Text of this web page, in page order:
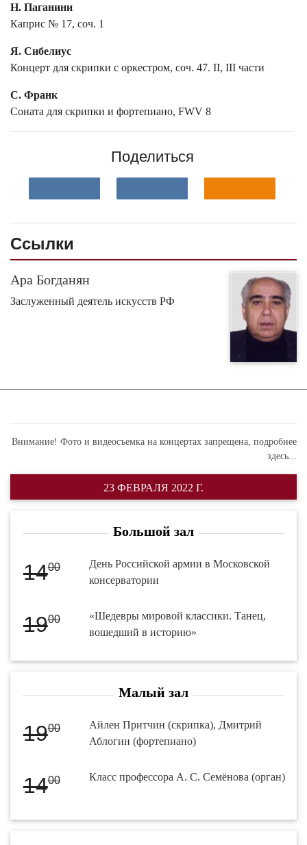
Н. Паганини
Каприс № 17, соч. 1
Я. Сибелиус
Концерт для скрипки с оркестром, соч. 47. II, III части
С. Франк
Соната для скрипки и фортепиано, FWV 8
Поделиться
Ссылки
Ара Богданян
Заслуженный деятель искусств РФ
Внимание! Фото и видеосъемка на концертах запрещена, подробнее
здесь...
23 ФЕВРАЛЯ 2022 Г.
Большой зал
1400
День Российской армии в Московской
консерватории
1900
«Шедевры мировой классики. Танец,
вошедший в историю»
Малый зал
1900
Айлен Притчин (скрипка), Дмитрий
Аблогин (фортепиано)
1400 Класс профессора А. С. Семёнова (орган)